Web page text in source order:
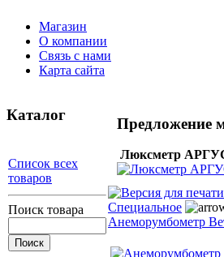
Магазин
О компании
Связь с нами
Карта сайта
Каталог
Список всех
товаров
Поиск товара
Предложение
Люксметр
Специальное
Анеморумбометр